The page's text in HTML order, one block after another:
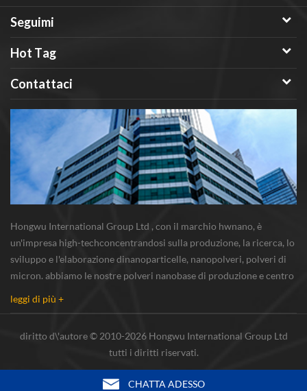
Seguimi
Hot Tag
Contattaci
Hongwu International Group Ltd , con il marchio hwnano, è
un'impresa high-techconcentrandosi sulla produzione, la ricerca, lo
sviluppo e l'elaborazione dinanoparticelle, nanopolveri, polveri di
micron. abbiamo le nostre polveri nanobase di produzione e centro
leggi di più +
diritto d\'autore © 2010-2026 Hongwu International Group Ltd
tutti i diritti riservati.
CHATTA ADESSO